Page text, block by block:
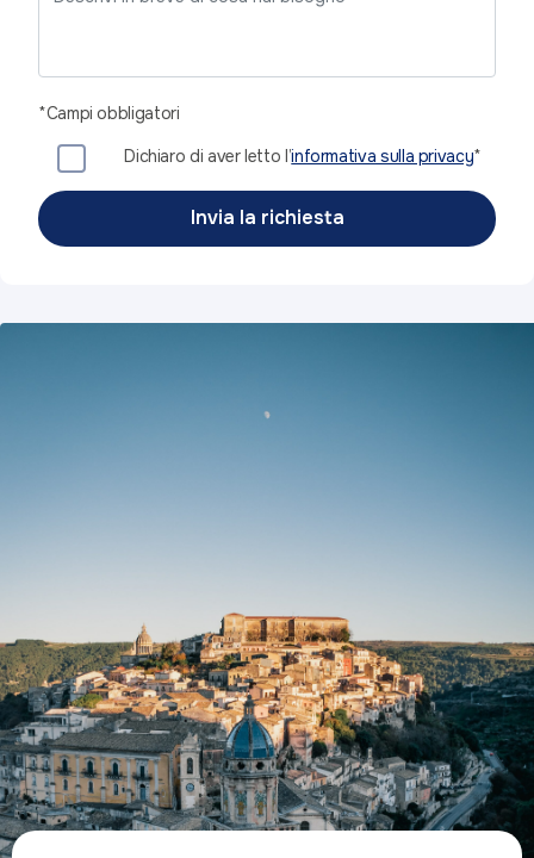
*Campi obbligatori
Dichiaro di aver letto l’informativa sulla privacy*